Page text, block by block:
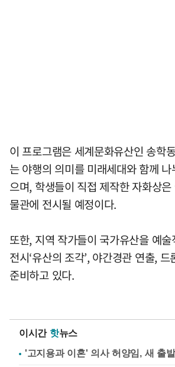
이 프로그램은 세계문화유산인 송학
는 야행의 의미를 미래세대와 함께
으며, 학생들이 직접 제작한 자화상
물관에 전시될 예정이다.
또한, 지역 작가들이 국가유산을 예
전시‘유산의 조각’, 야간경관 연출,
준비하고 있다.
이시간 핫뉴스
'고지용과 이혼' 의사 허양임, 새 출